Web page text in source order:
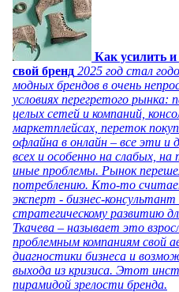
Как усилить и
свой бренд 2025 год стал
модных брендов в очень
условиях перегретого
целых сетей и компаний,
маркетплейсах, переток
офлайна в онлайн – все эти и
всех и особенно на слабых,
иные проблемы. Рынок
потреблению. Кто-то
эксперт - бизнес-
стратегическому развитию
Ткачева – называет это
проблемным компаниям свой
диагностики бизнеса и
выхода из кризиса. Этот
пирамидой зрелости бренда.